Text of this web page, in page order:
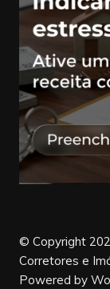
© Copyright
Corretores e
Powered by